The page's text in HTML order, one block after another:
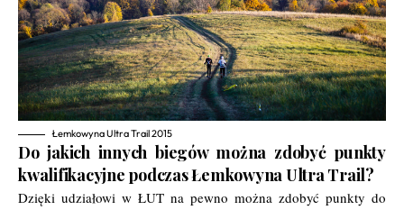
Łemkowyna Ultra Trail 2015
Do jakich innych biegów można zdobyć punkty
kwalifikacyjne podczas Łemkowyna Ultra Trail?
Dzięki udziałowi w ŁUT na pewno można zdobyć punkty do